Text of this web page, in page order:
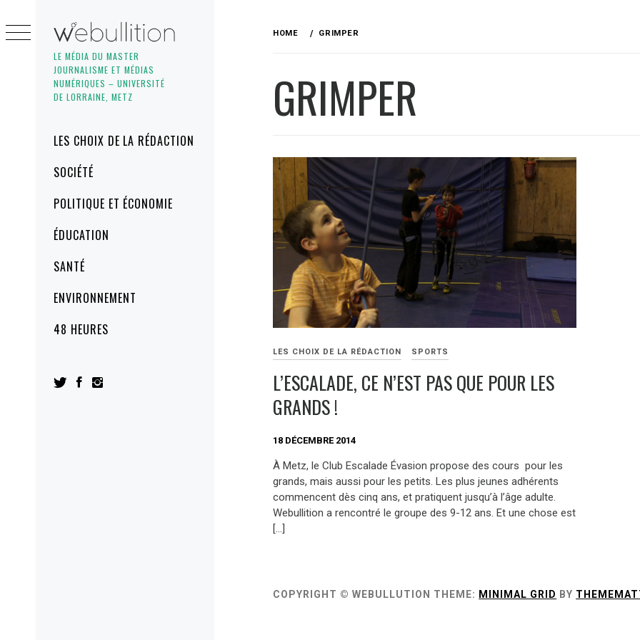
LE MÉDIA DU MASTER
JOURNALISME ET MÉDIAS
NUMÉRIQUES – UNIVERSITÉ
DE LORRAINE, METZ
MenuLES CHOIX DE LA RÉDACTION
SOCIÉTÉ
POLITIQUE ET ÉCONOMIE
ÉDUCATION
SANTÉ
ENVIRONNEMENT
48 HEURES
to
content
HOME GRIMPER
GRIMPER
LES CHOIX DE LA RÉDACTION SPORTS
L’ESCALADE, CE N’EST PAS QUE POUR LES
GRANDS !
18 DÉCEMBRE 2014
À Metz, le Club Escalade Évasion propose des cours pour les
grands, mais aussi pour les petits. Les plus jeunes adhérents
commencent dès cinq ans, et pratiquent jusqu’à l’âge adulte.
Webullition a rencontré le groupe des 9-12 ans. Et une chose est
[…]
COPYRIGHT © WEBULLUTION THEME: MINIMAL GRID BY